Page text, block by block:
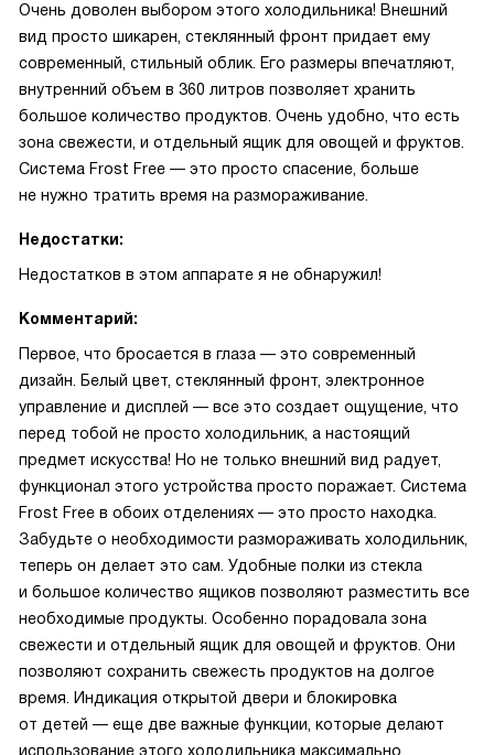
Очень доволен выбором этого холодильника! Внешний
вид просто шикарен, стеклянный фронт придает ему
современный, стильный облик. Его размеры впечатляют,
внутренний объем в 360 литров позволяет хранить
большое количество продуктов. Очень удобно, что есть
зона свежести, и отдельный ящик для овощей и фруктов.
Система Frost Free — это просто спасение, больше
не нужно тратить время на размораживание.
Недостатки:
Недостатков в этом аппарате я не обнаружил!
Комментарий:
Первое, что бросается в глаза — это современный
дизайн. Белый цвет, стеклянный фронт, электронное
управление и дисплей — все это создает ощущение, что
перед тобой не просто холодильник, а настоящий
предмет искусства! Но не только внешний вид радует,
функционал этого устройства просто поражает. Система
Frost Free в обоих отделениях — это просто находка.
Забудьте о необходимости размораживать холодильник,
теперь он делает это сам. Удобные полки из стекла
и большое количество ящиков позволяют разместить все
необходимые продукты. Особенно порадовала зона
свежести и отдельный ящик для овощей и фруктов. Они
позволяют сохранить свежесть продуктов на долгое
время. Индикация открытой двери и блокировка
от детей — еще две важные функции, которые делают
использование этого холодильника максимально